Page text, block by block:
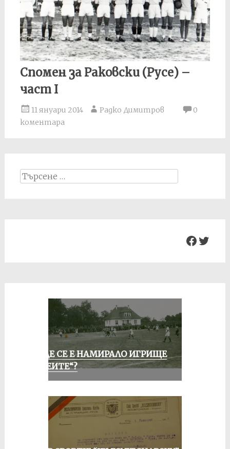
Спомен за Раковски (Русе) –
част I
11 януари 2014 Радко Димитров
0
коментара
Search
for:
КЪДЕ СЕ Е НАМИРАЛО ИГРИЩЕ
„АЛЕИТЕ“?